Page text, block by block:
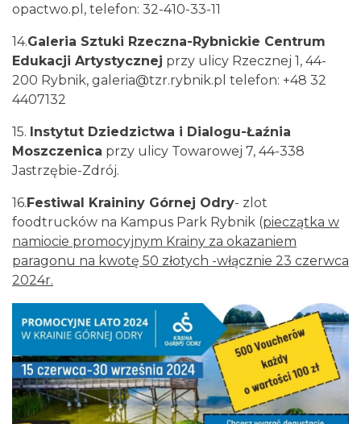
opactwo.pl, telefon: 32-410-33-11
14.Galeria Sztuki Rzeczna-Rybnickie Centrum
Edukacji Artystycznej przy ulicy Rzecznej 1, 44-
200 Rybnik, galeria@tzr.rybnik.pl telefon: +48 32
4407132
15. Instytut Dziedzictwa i Dialogu-Łaźnia
Moszczenica przy ulicy Towarowej 7, 44-338
Jastrzębie-Zdrój.
16.Festiwal Kraininy Górnej Odry- zlot
foodtrucków na Kampus Park Rybnik (pieczątka w
namiocie promocyjnym Krainy za okazaniem
paragonu na kwotę 50 złotych -włącznie 23 czerwca
2024r.